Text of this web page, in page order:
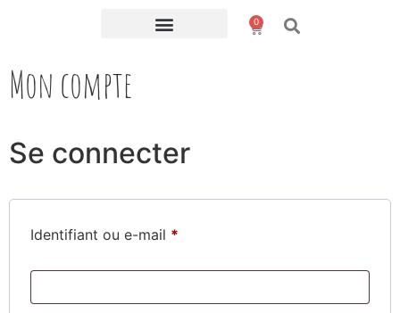
0
Mon compte
Se connecter
Identifiant ou e-mail *